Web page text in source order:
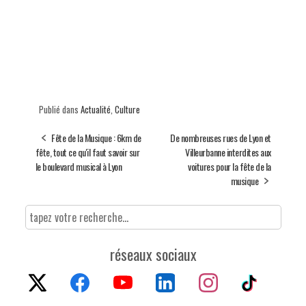
Publié dans Actualité, Culture
Fête de la Musique : 6km de
fête, tout ce qu'il faut savoir sur
le boulevard musical à Lyon
De nombreuses rues de Lyon et
Villeurbanne interdites aux
voitures pour la fête de la
musique
réseaux sociaux